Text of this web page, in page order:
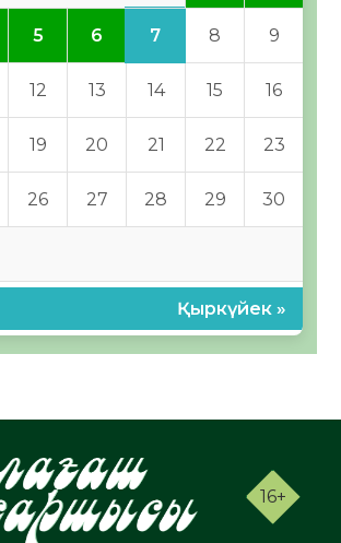
5 6 7 8 9
12 13 14 15 16
19 20 21 22 23
26 27 28 29 30
Қыркүйек »
16+